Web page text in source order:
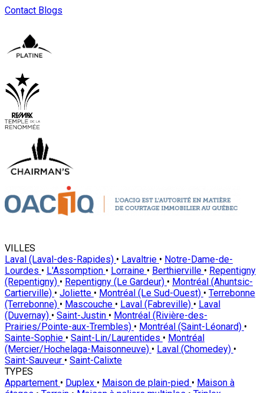
Contact Blogs
VILLES
Laval (Laval-des-Rapides) • Lavaltrie • Notre-Dame-de-
Lourdes • L'Assomption • Lorraine • Berthierville • Repentigny
(Repentigny) • Repentigny (Le Gardeur) • Montréal (Ahuntsic-
Cartierville) • Joliette • Montréal (Le Sud-Ouest) • Terrebonne
(Terrebonne) • Mascouche • Laval (Fabreville) • Laval
(Duvernay) • Saint-Justin • Montréal (Rivière-des-
Prairies/Pointe-aux-Trembles) • Montréal (Saint-Léonard) •
Sainte-Sophie • Saint-Lin/Laurentides • Montréal
(Mercier/Hochelaga-Maisonneuve) • Laval (Chomedey) •
Saint-Sauveur • Saint-Calixte
TYPES
Appartement • Duplex • Maison de plain-pied • Maison à